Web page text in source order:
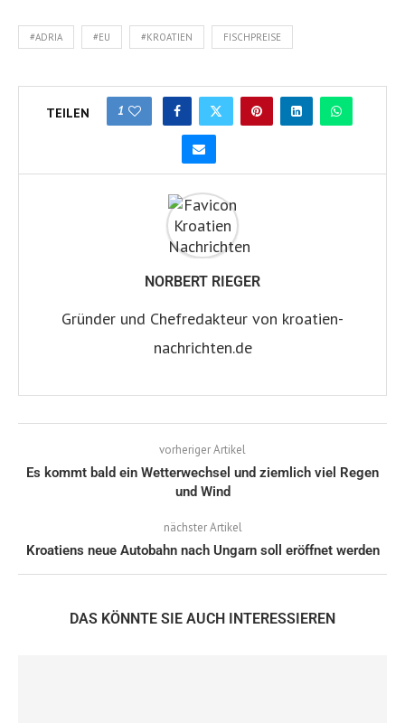
#ADRIA #EU #KROATIEN FISCHPREISE
TEILEN 1
NORBERT RIEGER
Gründer und Chefredakteur von kroatien-
nachrichten.de
vorheriger Artikel
Es kommt bald ein Wetterwechsel und ziemlich viel Regen
und Wind
nächster Artikel
Kroatiens neue Autobahn nach Ungarn soll eröffnet werden
DAS KÖNNTE SIE AUCH INTERESSIEREN